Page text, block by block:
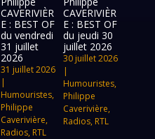
CAVERIVIÈR
E : BEST OF
du vendredi
31 juillet
2026
31 juillet 2026
|
Humouristes,
Philippe
Caverivière,
Radios, RTL
CAVERIVIÈR
E : BEST OF
du jeudi 30
juillet 2026
30 juillet 2026
|
Humouristes,
Philippe
Caverivière,
Radios, RTL